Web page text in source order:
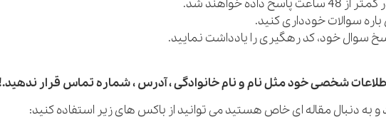
شخصی خود مثل نام و نام خانوادگی ، آدرس ، شماره تماس قرار
و به دنبال مقاله ای خاص هستید می توانید از باکس های زیر استفاده کنید: